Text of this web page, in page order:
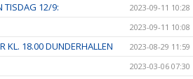
TISDAG 12/9: 2023-09-11 10:28
2023-09-11 10:08
KL. 18.00 DUNDERHALLEN 2023-08-29 11:59
2023-03-06 07:30